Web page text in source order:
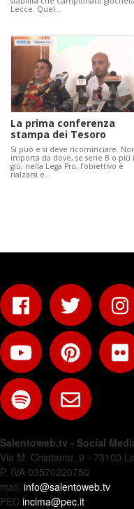
Lecce. Quel…
La prima conferenza
stampa dei Tesoro
Si può e si deve ricominciare.
importa da dove, se serie B o più
giù, nella Lega Pro, l’obiettivo è
rialzarsi e…
Salentoweb.tv - Social
Via M. Chiatante, 9 - 73100
P. IVA 03570220750
mail: info@salentoweb.tv
PEC incima@pec.it